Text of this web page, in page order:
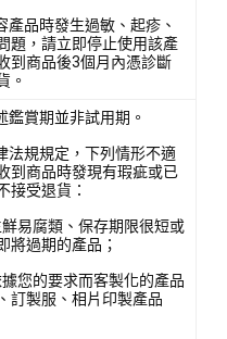
產品時發生過敏、起疹、
題，請立即停止使用該產
到商品後3個月內憑診斷
。
鑑賞期並非試用期。
法規規定，下列情形不適
到商品時發現有瑕疵或已
接受退貨：
鮮易腐類、保存期限很短或
將過期的產品；
據您的要求而客製化的產品
訂製服、相片印製產品